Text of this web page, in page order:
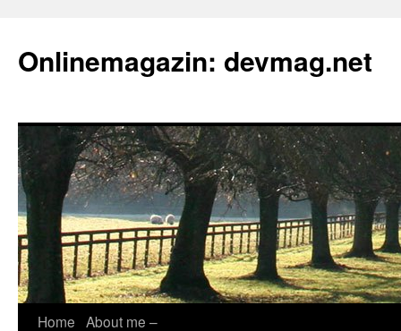
Onlinemagazin: devmag.net
Skip
Home About me –